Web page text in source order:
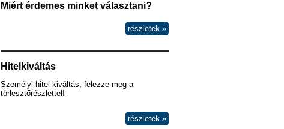
Miért érdemes minket választani?
részletek »
Hitelkiváltás
Személyi hitel kiváltás, felezze meg a
törlesztőrészlettel!
részletek »